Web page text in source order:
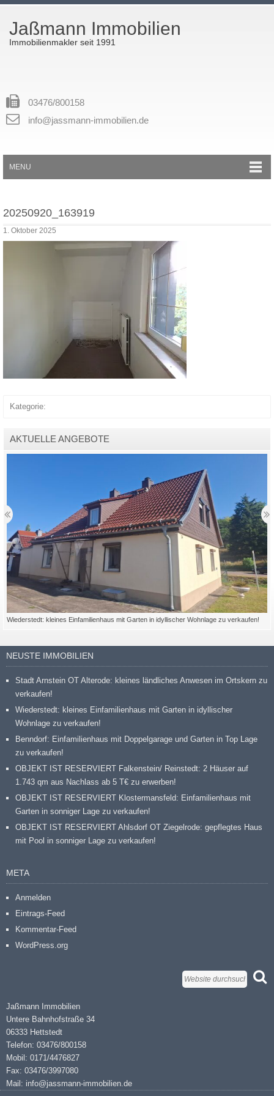
Jaßmann Immobilien
Immobilienmakler seit 1991
03476/800158
info@jassmann-immobilien.de
MENU
20250920_163919
1. Oktober 2025
Kategorie:
AKTUELLE ANGEBOTE
Wiederstedt: kleines Einfamilienhaus mit Garten in idyllischer Wohnlage zu verkaufen!
NEUSTE IMMOBILIEN
Stadt Arnstein OT Alterode: kleines ländliches Anwesen im Ortskern zu
verkaufen!
Wiederstedt: kleines Einfamilienhaus mit Garten in idyllischer
Wohnlage zu verkaufen!
Benndorf: Einfamilienhaus mit Doppelgarage und Garten in Top Lage
zu verkaufen!
OBJEKT IST RESERVIERT Falkenstein/ Reinstedt: 2 Häuser auf
1.743 qm aus Nachlass ab 5 T€ zu erwerben!
OBJEKT IST RESERVIERT Klostermansfeld: Einfamilienhaus mit
Garten in sonniger Lage zu verkaufen!
OBJEKT IST RESERVIERT Ahlsdorf OT Ziegelrode: gepflegtes Haus
mit Pool in sonniger Lage zu verkaufen!
META
Anmelden
Eintrags-Feed
Kommentar-Feed
WordPress.org
Jaßmann Immobilien
Untere Bahnhofstraße 34
06333 Hettstedt
Telefon: 03476/800158
Mobil: 0171/4476827
Fax: 03476/3997080
Mail: info@jassmann-immobilien.de